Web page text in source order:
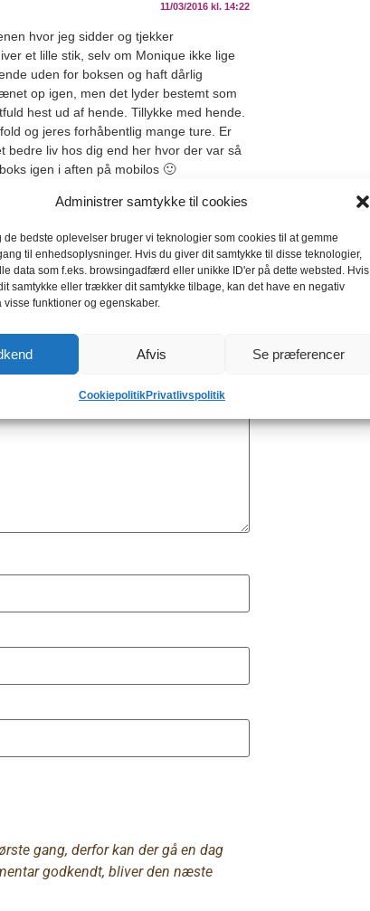
Administrer samtykke til cookies
de bedste oplevelser bruger vi teknologier som cookies til at gemme
til enhedsoplysninger. Hvis du giver dit samtykke til disse teknologier,
data som f.eks. browsingadfærd eller unikke ID'er på dette websted. Hvis
samtykke eller trækker dit samtykke tilbage, kan det have en negativ
visse funktioner og egenskaber.
Afvis Se præferencer
CookiepolitikPrivatlivspolitik
11/03/2016 kl. 14:22
hvor jeg sidder og tjekker
et lille stik, selv om Monique ikke lige
uden for boksen og haft dårlig
op igen, men det lyder bestemt som
hest ud af hende. Tillykke med hende.
og jeres forhåbentlig mange ture. Er
bedre liv hos dig end her hvor der var så
igen i aften på mobilos 🙂
med*
gang, derfor kan der gå en dag
godkendt, bliver den næste